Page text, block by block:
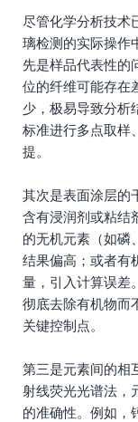
尽管化学分析技术
璃检测的实际操作
先是样品代表性的
位的纤维可能存在
少，极易导致分析
标准进行多点取样
提。
其次是表面涂层的
含有浸润剂或粘结
的无机元素（如磷
结果偏高；或者有
量，引入计算误差
彻底去除有机物而
关键控制点。
第三是元素间的相
射线荧光光谱法，
的准确性。例如，